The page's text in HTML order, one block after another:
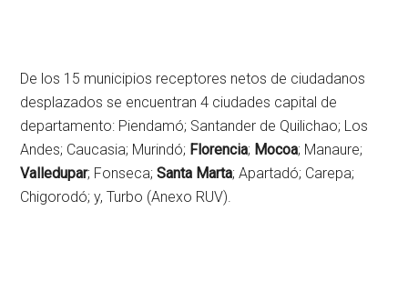
De los 15 municipios receptores netos de ciudadanos
desplazados se encuentran 4 ciudades capital de
departamento: Piendamó; Santander de Quilichao; Los
Andes; Caucasia; Murindó; Florencia; Mocoa; Manaure;
Valledupar; Fonseca;Santa Marta; Apartadó; Carepa;
Chigorodó; y, Turbo (Anexo RUV).